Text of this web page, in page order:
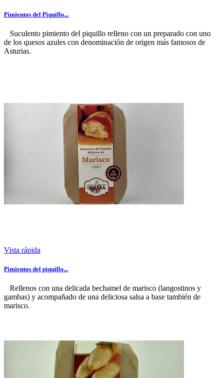
Pimientos del Piquillo...
Suculento pimiento del piquillo relleno con un preparado con uno
de los quesos azules con denominación de origen más famosos de
Asturias.
Vista rápida
Pimientos del piquillo...
Rellenos con una delicada bechamel de marisco (langostinos y
gambas) y acompañado de una deliciosa salsa a base también de
marisco.